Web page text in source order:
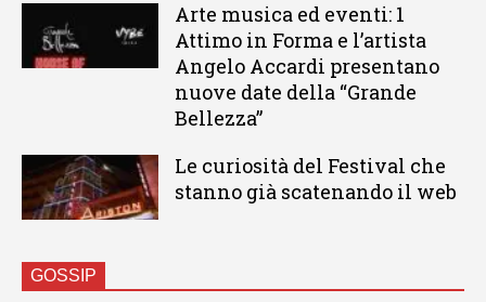
Arte musica ed eventi: 1
Attimo in Forma e l’artista
Angelo Accardi presentano
nuove date della “Grande
Bellezza”
Le curiosità del Festival che
stanno già scatenando il web
GOSSIP